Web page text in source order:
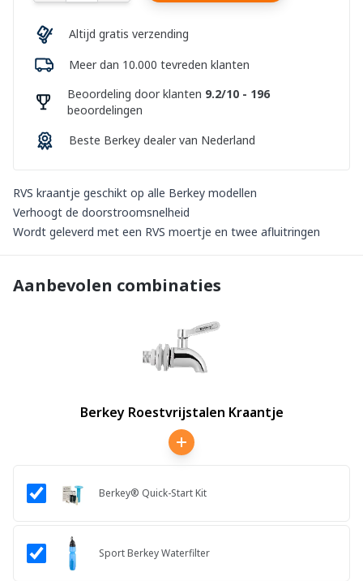
RVS kraantje geschikt op alle Berkey modellen
Verhoogt de doorstroomsnelheid
Wordt geleverd met een RVS moertje en twee afluitringen
Altijd gratis verzending
Meer dan 10.000 tevreden klanten
Beoordeling door klanten 9.2/10 - 196
beoordelingen
Beste Berkey dealer van Nederland
Aanbevolen combinaties
Berkey Roestvrijstalen Kraantje
Berkey® Quick-Start Kit
Sport Berkey Waterfilter